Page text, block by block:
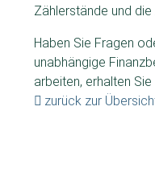
Zählerstände und
Haben Sie Fragen
unabhängige
arbeiten, erhalten
zurück zur